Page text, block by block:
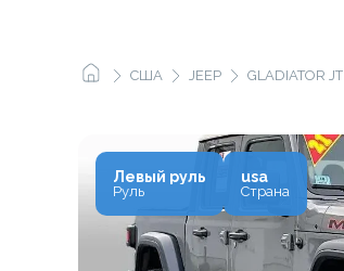
США JEEP GLADIATOR JT
Левый руль
Руль
usa
Страна